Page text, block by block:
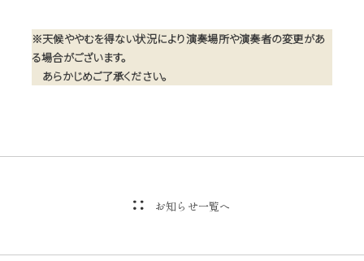
※天候ややむを得ない状況により演奏場所や演奏者の変更があ
る場合がございます。
あらかじめご了承ください。
お知らせ一覧へ